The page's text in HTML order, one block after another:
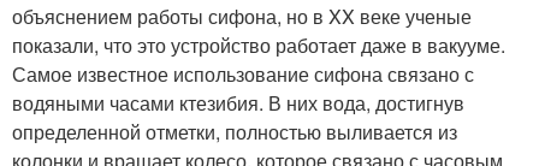
объяснением работы сифона, но в XX веке ученые
показали, что это устройство работает даже в вакууме.
Самое известное использование сифона связано с
водяными часами ктезибия. В них вода, достигнув
определенной отметки, полностью выливается из